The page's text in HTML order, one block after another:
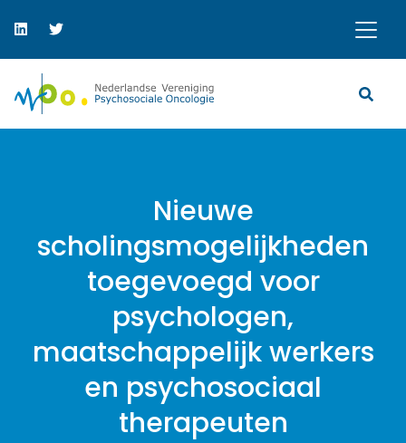
Nieuwe
scholingsmogelijkheden
toegevoegd voor
psychologen,
maatschappelijk werkers
en psychosociaal
therapeuten